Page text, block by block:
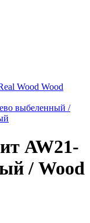
Wood Wood
выбеленный /
AW21-
/ Wood